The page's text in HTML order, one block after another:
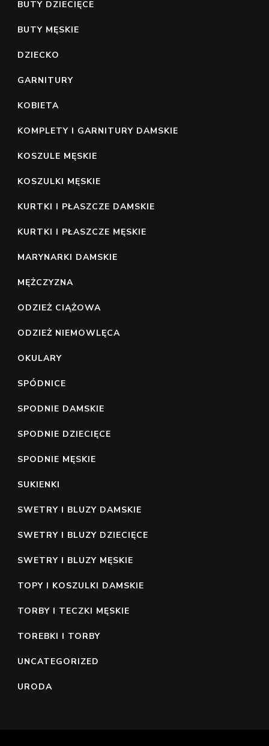
BUTY DZIECIĘCE
BUTY MĘSKIE
DZIECKO
GARNITURY
KOBIETA
KOMPLETY I GARNITURY DAMSKIE
KOSZULE MĘSKIE
KOSZULKI MĘSKIE
KURTKI I PŁASZCZE DAMSKIE
KURTKI I PŁASZCZE MĘSKIE
MARYNARKI DAMSKIE
MĘŻCZYZNA
ODZIEŻ CIĄŻOWA
ODZIEŻ NIEMOWLĘCA
OKULARY
SPÓDNICE
SPODNIE DAMSKIE
SPODNIE DZIECIĘCE
SPODNIE MĘSKIE
SUKIENKI
SWETRY I BLUZY DAMSKIE
SWETRY I BLUZY DZIECIĘCE
SWETRY I BLUZY MĘSKIE
TOPY I KOSZULKI DAMSKIE
TORBY I TECZKI MĘSKIE
TOREBKI I TORBY
UNCATEGORIZED
URODA